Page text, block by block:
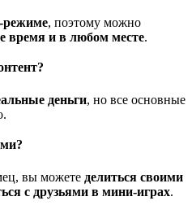
режиме, поэтому можно
время и в любом месте.
деньги, но все основные
вы можете делиться своими
с друзьями в мини-играх.